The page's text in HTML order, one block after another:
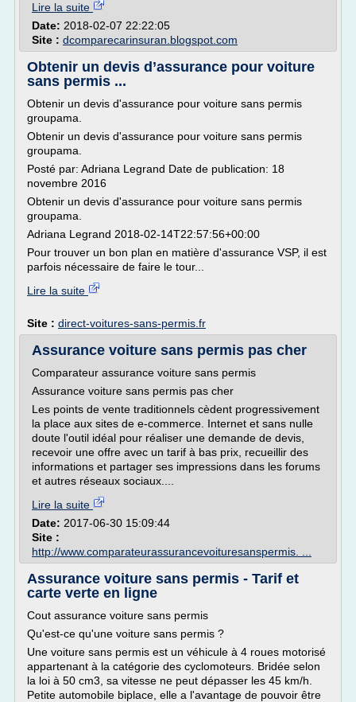
Lire la suite
Date: 2018-02-07 22:22:05
Site : dcomparecarinsuran.blogspot.com
Obtenir un devis d’assurance pour voiture
sans permis ...
Obtenir un devis d'assurance pour voiture sans permis
groupama.
Obtenir un devis d'assurance pour voiture sans permis
groupama.
Posté par: Adriana Legrand Date de publication: 18
novembre 2016
Obtenir un devis d'assurance pour voiture sans permis
groupama.
Adriana Legrand 2018-02-14T22:57:56+00:00
Pour trouver un bon plan en matière d'assurance VSP, il est
parfois nécessaire de faire le tour...
Lire la suite
Site : direct-voitures-sans-permis.fr
Assurance voiture sans permis pas cher
Comparateur assurance voiture sans permis
Assurance voiture sans permis pas cher
Les points de vente traditionnels cèdent progressivement
la place aux sites de e-commerce. Internet et sans nulle
doute l'outil idéal pour réaliser une demande de devis,
recevoir une offre avec un tarif à bas prix, recueillir des
informations et partager ses impressions dans les forums
et autres réseaux sociaux....
Lire la suite
Date: 2017-06-30 15:09:44
Site :
http://www.comparateurassurancevoituresanspermis. ...
Assurance voiture sans permis - Tarif et
carte verte en ligne
Cout assurance voiture sans permis
Qu'est-ce qu'une voiture sans permis ?
Une voiture sans permis est un véhicule à 4 roues motorisé
appartenant à la catégorie des cyclomoteurs. Bridée selon
la loi à 50 cm3, sa vitesse ne peut dépasser les 45 km/h.
Petite automobile biplace, elle a l'avantage de pouvoir être